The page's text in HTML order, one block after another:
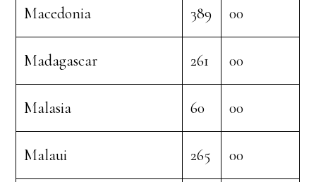
Macedonia 389 00
Madagascar 261 00
Malasia 60 00
Malaui 265 00